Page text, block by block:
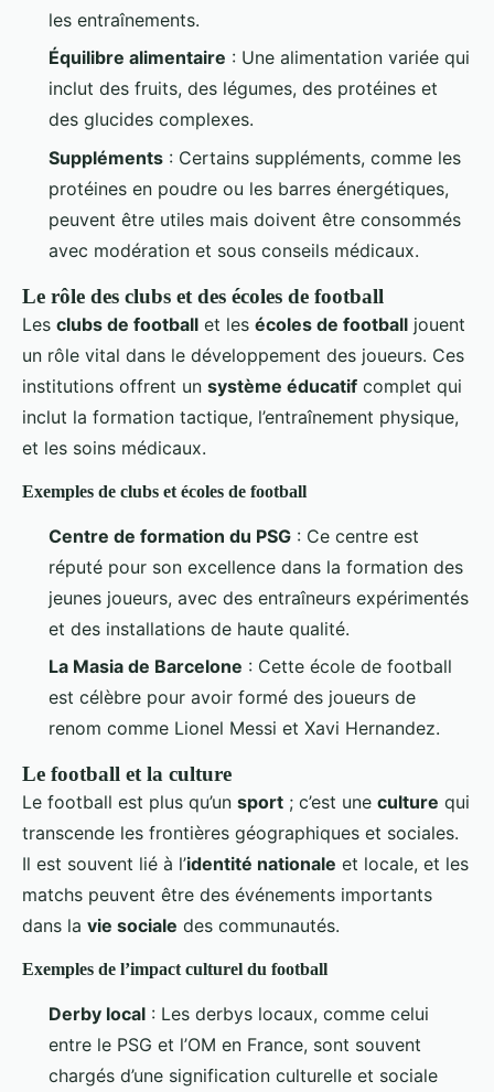
les entraînements.
Équilibre alimentaire : Une alimentation variée qui
inclut des fruits, des légumes, des protéines et
des glucides complexes.
Suppléments : Certains suppléments, comme les
protéines en poudre ou les barres énergétiques,
peuvent être utiles mais doivent être consommés
avec modération et sous conseils médicaux.
Le rôle des clubs et des écoles de football
Les clubs de football et les écoles de football jouent
un rôle vital dans le développement des joueurs. Ces
institutions offrent un système éducatif complet qui
inclut la formation tactique, l’entraînement physique,
et les soins médicaux.
Exemples de clubs et écoles de football
Centre de formation du PSG : Ce centre est
réputé pour son excellence dans la formation des
jeunes joueurs, avec des entraîneurs expérimentés
et des installations de haute qualité.
La Masia de Barcelone : Cette école de football
est célèbre pour avoir formé des joueurs de
renom comme Lionel Messi et Xavi Hernandez.
Le football et la culture
Le football est plus qu’un sport ; c’est une culture qui
transcende les frontières géographiques et sociales.
Il est souvent lié à l’identité nationale et locale, et les
matchs peuvent être des événements importants
dans la vie sociale des communautés.
Exemples de l’impact culturel du football
Derby local : Les derbys locaux, comme celui
entre le PSG et l’OM en France, sont souvent
chargés d’une signification culturelle et sociale